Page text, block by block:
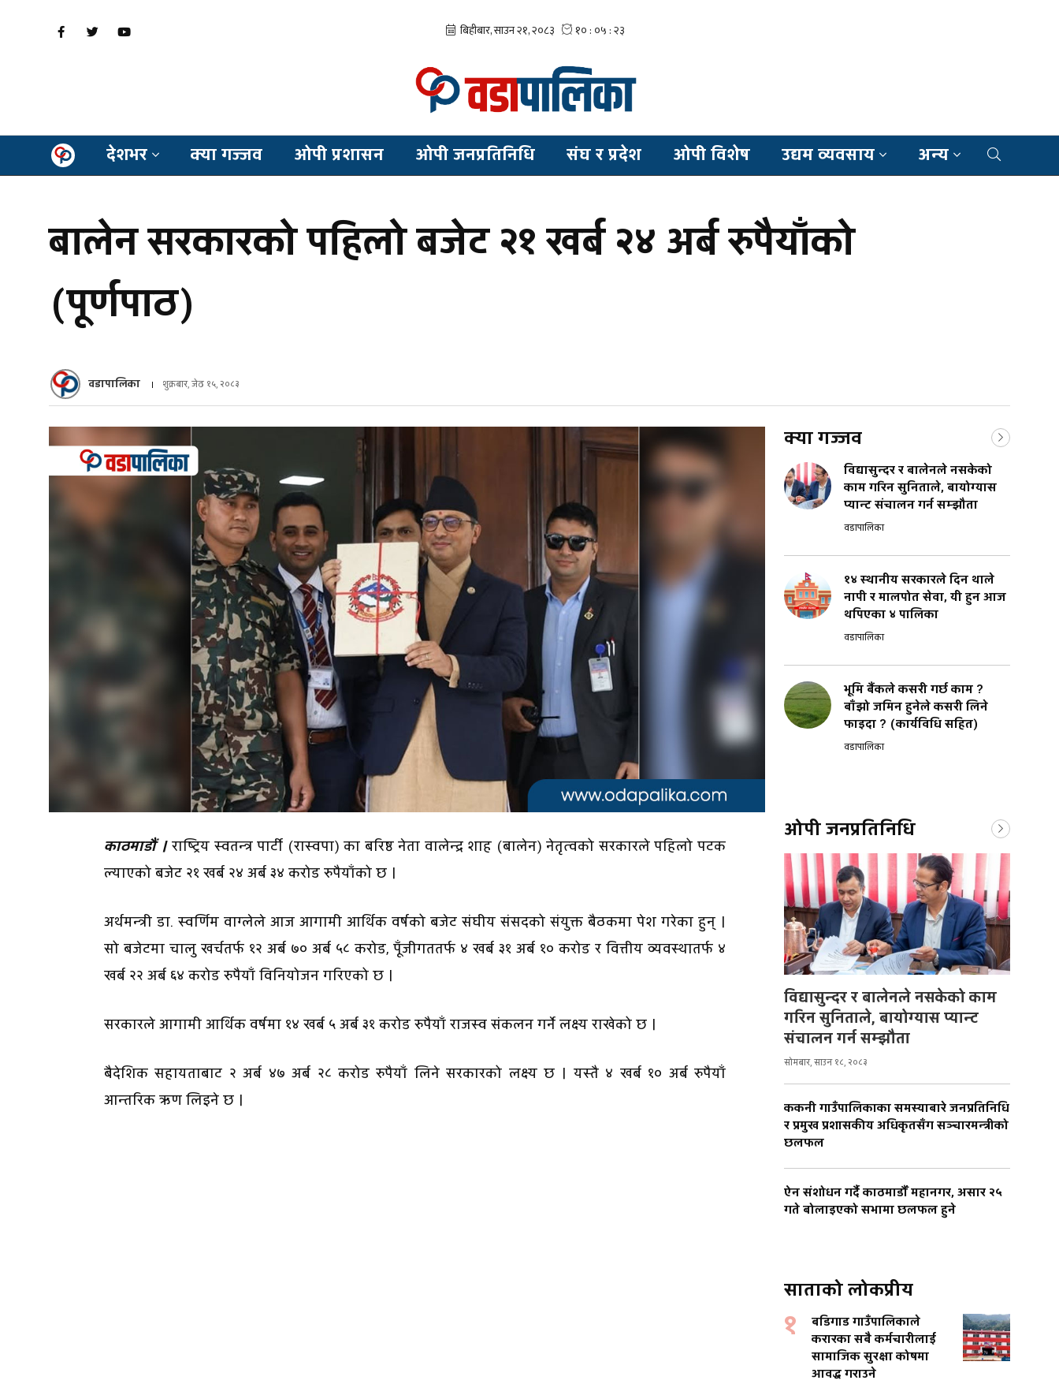
देशभर क्या गज्जव ओपी प्रशासन ओपी जनप्रतिनिधि संघ र प्रदेश ओपी विशेष उद्यम व्यवसाय अन्य
बालेन सरकारको पहिलो बजेट २१ खर्ब २४ अर्ब रुपैयाँको
(पूर्णपाठ)
वडापालिका शुक्रबार, जेठ १५, २०८३
काठमाडौं ।राष्ट्रिय स्वतन्त्र पार्टी (रास्वपा) का बरिष्ठ नेता वालेन्द्र शाह (बालेन) नेतृत्वको सरकारले पहिलो पटक
ल्याएको बजेट २१ खर्ब २४ अर्ब ३४ करोड रुपैयाँको छ ।
अर्थमन्त्री डा. स्वर्णिम वाग्लेले आज आगामी आर्थिक वर्षको बजेट संघीय संसदको संयुक्त बैठकमा पेश गरेका हुन् ।
सो बजेटमा चालु खर्चतर्फ १२ अर्ब ७० अर्ब ५८ करोड, पूँजीगततर्फ ४ खर्ब ३१ अर्ब १० करोड र वित्तीय व्यवस्थातर्फ ४
खर्ब २२ अर्ब ६४ करोड रुपैयाँ विनियोजन गरिएको छ ।
सरकारले आगामी आर्थिक वर्षमा १४ खर्ब ५ अर्ब ३१ करोड रुपैयाँ राजस्व संकलन गर्ने लक्ष्य राखेको छ ।
बैदेशिक सहायताबाट २ अर्ब ४७ अर्ब २८ करोड रुपैयाँ लिने सरकारको लक्ष्य छ । यस्तै ४ खर्ब १० अर्ब रुपैयाँ
आन्तरिक ऋण लिइने छ ।
क्या गज्जव
विद्यासुन्दर र बालेनले नसकेको
काम गरिन सुनिताले, बायोग्यास
प्यान्ट संचालन गर्न सम्झौता
वडापालिका
१४ स्थानीय सरकारले दिन थाले
नापी र मालपोत सेवा, यी हुन आज
थपिएका ४ पालिका
वडापालिका
भूमि बैंकले कसरी गर्छ काम ?
बाँझो जमिन हुनेले कसरी लिने
फाइदा ? (कार्यविधि सहित)
वडापालिका
ओपी जनप्रतिनिधि
विद्यासुन्दर र बालेनले नसकेको काम
गरिन सुनिताले, बायोग्यास प्यान्ट
संचालन गर्न सम्झौता
सोमबार, साउन १८, २०८३
ककनी गाउँपालिकाका समस्याबारे जनप्रतिनिधि
र प्रमुख प्रशासकीय अधिकृतसँग सञ्चारमन्त्रीको
छलफल
ऐन संशोधन गर्दै काठमाडौँ महानगर, असार २५
गते बोलाइएको सभामा छलफल हुने
साताको लोकप्रीय
१
बडिगाड गाउँपालिकाले
करारका सबै कर्मचारीलाई
सामाजिक सुरक्षा कोषमा
आवद्ध गराउने